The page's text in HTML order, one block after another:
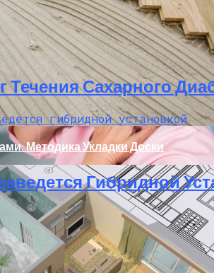
Диагностировать Рак И
Методика Укладки Доски
Сахарного
Гибридной